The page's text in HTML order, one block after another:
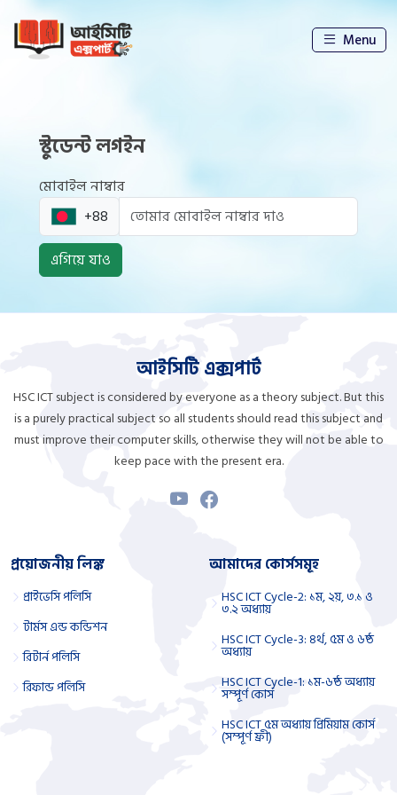
Menu
স্টুডেন্ট লগইন
মোবাইল নাম্বার
+88
এগিয়ে যাও
আইসিটি এক্সপার্ট
HSC ICT subject is considered by everyone as a theory subject. But this
is a purely practical subject so all students should read this subject and
must improve their computer skills, otherwise they will not be able to
keep pace with the present era.
প্রয়োজনীয় লিঙ্ক
প্রাইভেসি পলিসি
টার্মস এন্ড কন্ডিশন
রিটার্ন পলিসি
রিফান্ড পলিসি
আমাদের কোর্সসমূহ
HSC ICT Cycle-2: ১ম, ২য়, ৩.১ ও
৩.২ অধ্যায়
HSC ICT Cycle-3: ৪র্থ, ৫ম ও ৬ষ্ঠ
অধ্যায়
HSC ICT Cycle-1: ১ম-৬ষ্ঠ অধ্যায়
সম্পূর্ণ কোর্স
HSC ICT ৫ম অধ্যায় প্রিমিয়াম কোর্স
(সম্পূর্ণ ফ্রী)